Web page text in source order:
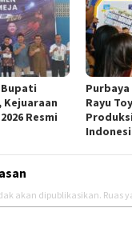
Kejuaraan
Resmi
Rayu
akan dipublikasikan. Ruas